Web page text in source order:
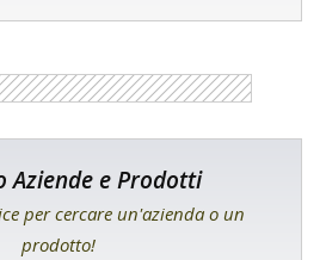
Aziende e Prodotti
per cercare un'azienda o un
prodotto!